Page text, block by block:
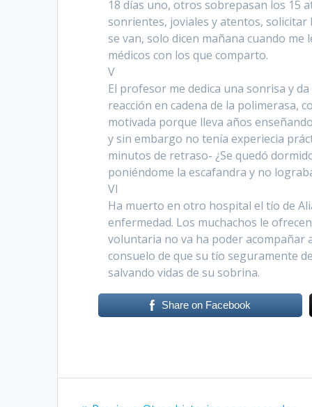
18 días uno, otros sobrepasan los 15
sonrientes, joviales y atentos,
se van, solo dicen mañana cuando
médicos con los que comparto.
V
El profesor me dedica una sonrisa y
reacción en cadena de la polimerasa,
motivada porque lleva años
y sin embargo no tenía experiecia
minutos de retraso- ¿Se quedó
poniéndome la escafandra y no
VI
Ha muerto en otro hospital el tío de
enfermedad. Los muchachos le
voluntaria no va ha poder
consuelo de que su tío seguramente
salvando vidas de su sobrina.
Share on Facebook